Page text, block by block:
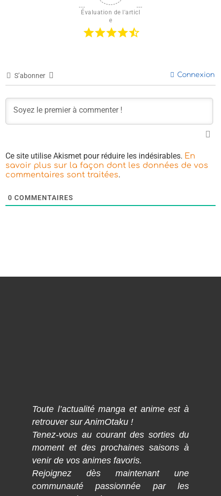
Évaluation de l'articl
e
S’abonner Connexion
Ce site utilise Akismet pour réduire les indésirables. En
savoir plus sur la façon dont les données de vos
commentaires sont traitées.
0 COMMENTAIRES
Toute l’actualité manga et anime est à
retrouver sur AnimOtaku !
Tenez-vous au courant des sorties du
moment et des prochaines saisons à
venir de vos animes favoris.
Rejoignez dès maintenant une
communauté passionnée par les